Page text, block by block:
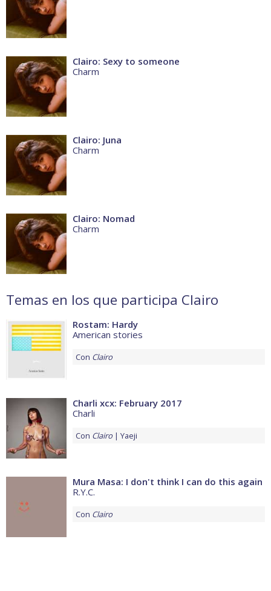
Clairo: Sexy to someone
Charm
Clairo: Juna
Charm
Clairo: Nomad
Charm
Temas en los que participa Clairo
Rostam: Hardy
American stories
Con Clairo
Charli xcx: February 2017
Charli
Con Clairo Yaeji
Mura Masa: I don't think I can do this again
R.Y.C.
Con Clairo